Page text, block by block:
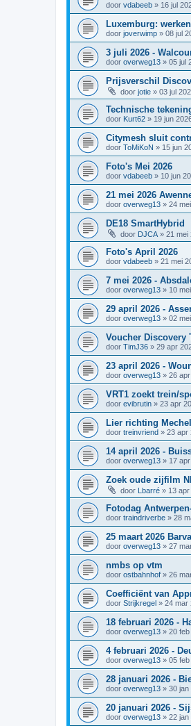
door vdabeeb » 16 jul
Luxemburg:
door joverwimp » 08 jul
3 juli 2026 -
door overweg13 » 05 jul
Prijsverschil
door jotie » 03 jul
Technische
door Kurt62 » 19 jun
Citymesh sluit
door ToMiKoN » 15 jun
Foto's Mei 2026
door vdabeeb » 10 jun
21 mei 2026
door overweg13 » 24
DE18 SmartHybrid
door DJCA » 21 mei
Foto's April 2026
door vdabeeb » 21 mei
7 mei 2026 -
door overweg13 » 10
29 april 2026 -
door overweg13 » 02
Voucher Discovery
door TimJ36 » 29 apr
23 april 2026 -
door overweg13 » 26
VRT1 zoekt trein/
door evibrutin » 23 apr
Lier richting
door treinvriend » 23 apr
14 april 2026 -
door overweg13 » 17
Zoek oude zijfilm
door Lbarré » 13 apr
Fotodag
door traindriverbe » 28
25 maart 2026
door overweg13 » 27
nmbs op vtm
door ostbahnhof » 26
Coefficiënt van
door Strijkregel » 24 mar
18 februari 2026 -
door overweg13 » 20
4 februari 2026 -
door overweg13 » 05
28 januari 2026 -
door overweg13 » 30 jan
20 januari 2026 -
door overweg13 » 22 jan